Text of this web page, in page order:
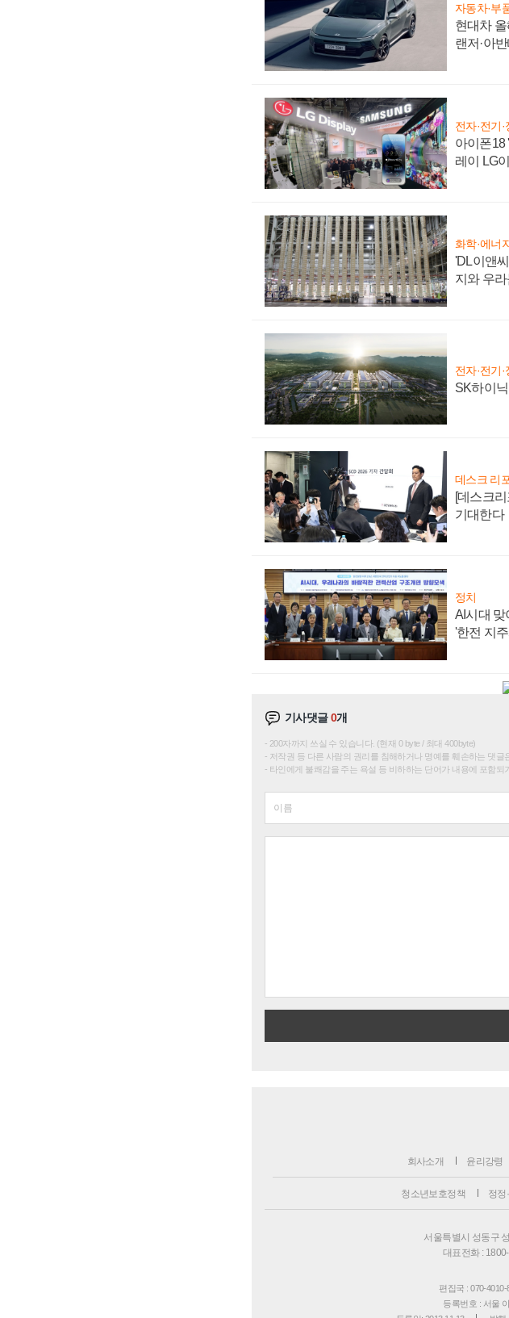
자동차·부
현대차
랜저·아
전자·전기
아이폰18
레이 LG
화학·에너
'DL이앤
지와 우
전자·전기
SK하이
데스크 리
[데스크
기대한다
정치
AI시대 맞
'한전 지
기사댓글0개
200자까지 쓰실 수 있습니다. (현재 0 byte / 최대 400byte)
저작권 등 다른 사람의 권리를 침해하거나 명예를 훼손하는 댓글
타인에게 불쾌감을 주는 욕설 등 비하하는 단어가 내용에 포함
회사소개 윤리강령
청소년보호정책 정정
서울특별시 성동구
대표전화 :
편집국 : 070-4010-
등록번호 : 서울